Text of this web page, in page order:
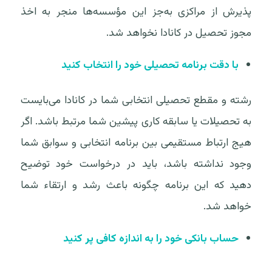
پذیرش از مراکزی به‌جز این مؤسسه‌ها منجر به اخذ
مجوز تحصیل در کانادا نخواهد شد.‌
با دقت برنامه تحصیلی خود را انتخاب کنید
رشته و مقطع تحصیلی انتخابی شما در کانادا می‌بایست
به تحصیلات یا سابقه کاری پیشین شما مرتبط باشد. اگر
هیج ارتباط مستقیمی بین برنامه انتخابی و سوابق شما
وجود نداشته باشد، باید در درخواست خود توضیح
دهید که این برنامه چگونه باعث رشد و ارتقاء شما
خواهد شد.
حساب بانکی خود را به اندازه کافی پر کنید